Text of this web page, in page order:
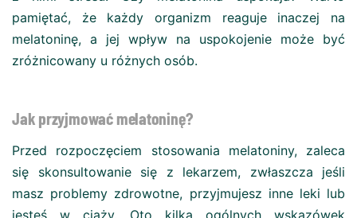
pamiętać, że każdy organizm reaguje inaczej na
melatoninę, a jej wpływ na uspokojenie może być
zróżnicowany u różnych osób.
Jak przyjmować melatoninę?
Przed rozpoczęciem stosowania melatoniny, zaleca
się skonsultowanie się z lekarzem, zwłaszcza jeśli
masz problemy zdrowotne, przyjmujesz inne leki lub
jesteś w ciąży. Oto kilka ogólnych wskazówek